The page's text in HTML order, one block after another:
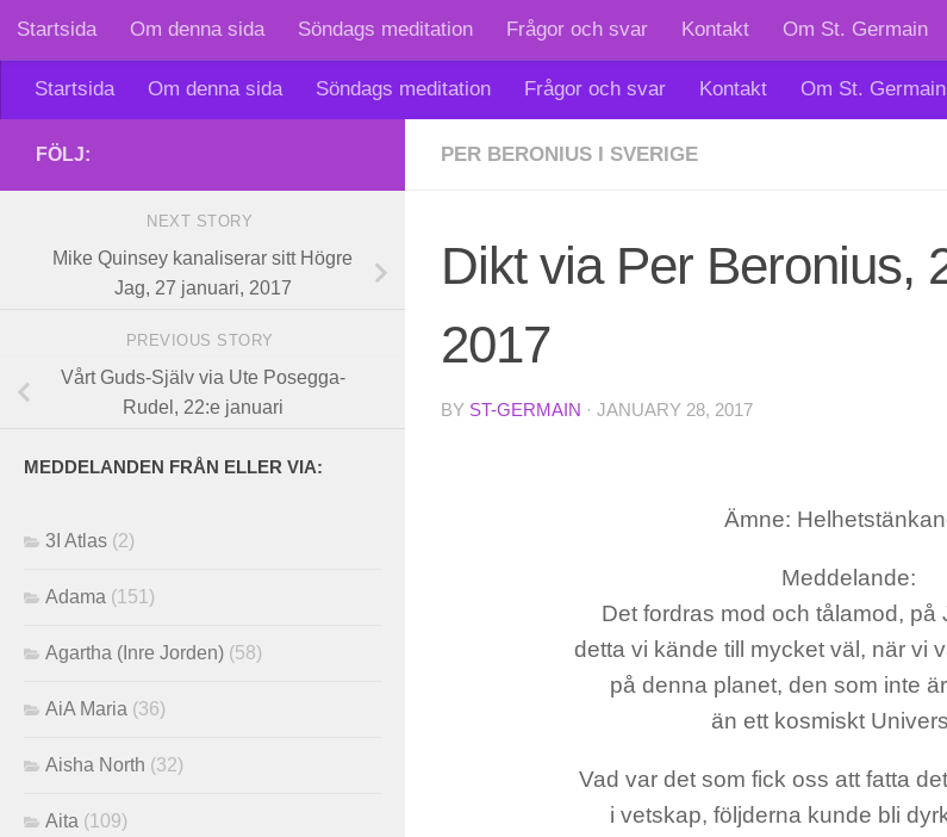
Skip to content
Startsida Om denna sida Söndags meditation Frågor och svar Kontakt Om St. Germain
Startsida Om denna sida Söndags meditation Frågor och svar Kontakt Om St. Germain
PER BERONIUS I SVERIGE
Dikt via Per Beronius,
2017
BY ST-GERMAIN · JANUARY 28, 2017
Ämne:
Meddelande:
Det fordras mod och tålamod, på
detta vi kände till mycket väl, när vi
på denna planet, den som inte
än ett kosmiskt
Vad var det som fick oss att fatta
i vetskap, följderna kunde bli
FÖLJ:
NEXT STORY
Mike Quinsey kanaliserar sitt Högre
Jag, 27 januari, 2017
PREVIOUS STORY
Vårt Guds-Själv via Ute Posegga-
Rudel, 22:e januari
MEDDELANDEN FRÅN ELLER VIA:
3I Atlas (2)
Adama (151)
Agartha (Inre Jorden) (58)
AiA Maria (36)
Aisha North (32)
Aita (109)